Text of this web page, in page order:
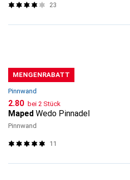
23
MENGENRABATT
Pinnwand
CHF
2.80 bei 2 Stück
Maped Wedo Pinnadel
Pinnwand
11